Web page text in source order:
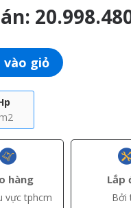
vào giỏ
hàng
vực tphcm
Lắp
Bởi